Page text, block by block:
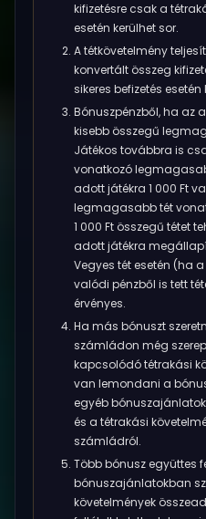
kifizetésre csak a
esetén kerülhet sor.
A tétkövetelmény
konvertált összeg
sikeres befizetés
Bónuszpénzből, ha az
kisebb összegű
Játékos továbbra is
vonatkozó
adott játékra 1 000 Ft
legmagasabb tét
1 000 Ft összegű tétet
adott játékra
Vegyes tét esetén (ha
valódi pénzből is tett
érvényes.
Ha más bónuszt
számládon még
kapcsolódó tétrakási
van lemondani a
egyéb
és a tétrakási
számládról.
Több bónusz együttes
bónuszajánlatokban
követelmények